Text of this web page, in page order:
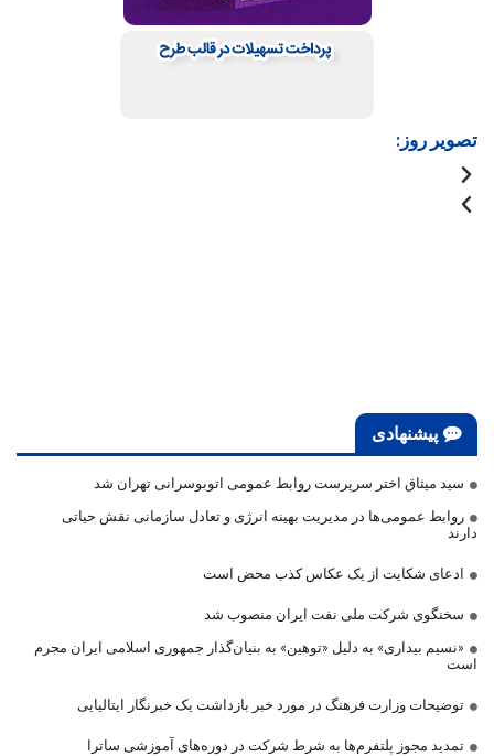
تصویر روز:
پیشنهادی
سید میثاق اختر سرپرست روابط عمومی اتوبوسرانی تهران شد
روابط عمومی‌ها در مدیریت بهینه انرژی و تعادل سازمانی نقش حیاتی
دارند
ادعای شکایت از یک عکاس کذب محض است
سخنگوی شرکت ملی نفت ایران منصوب شد
«نسیم بیداری» به دلیل «توهین» به بنیان‌گذار جمهوری اسلامی ایران مجرم
است
توضیحات وزارت فرهنگ در مورد خبر بازداشت یک خبرنگار ایتالیایی
تمدید مجوز پلتفرم‌ها به شرط شرکت در دوره‌های آموزشی ساترا